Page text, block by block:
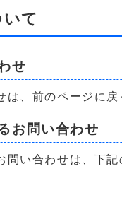
て
せ
は、前のページに
お問い合わせ
問い合わせは、下